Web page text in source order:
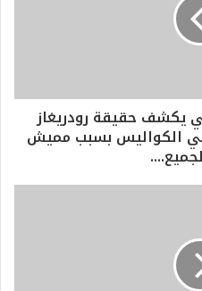
يكشف حقيقة رودريغاز
الكواليس بسبب مميش